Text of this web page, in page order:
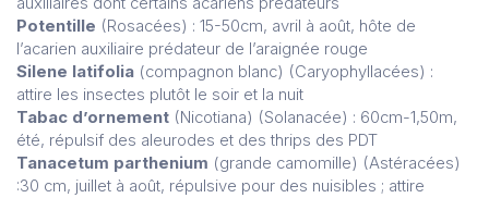
Potentille (Rosacées) : 15-50cm, avril à août, hôte de
l’acarien auxiliaire prédateur de l’araignée rouge
Silene latifolia (compagnon blanc) (Caryophyllacées) :
attire les insectes plutôt le soir et la nuit
Tabac d’ornement (Nicotiana) (Solanacée) : 60cm-1,50m,
été, répulsif des aleurodes et des thrips des PDT
Tanacetum parthenium (grande camomille) (Astéracées)
:30 cm, juillet à août, répulsive pour des nuisibles ; attire